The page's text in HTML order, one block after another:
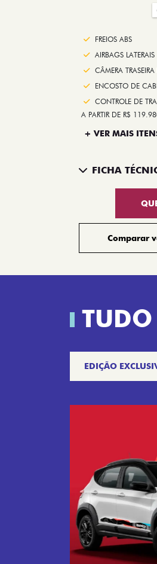
FREIOS ABS
AIRBAGS LATERAIS
CÂMERA
ENCOSTO DE
CONTROLE DE
A PARTIR DE R$
+ VER MAIS
FICHA
Comparar
EDIÇÃO